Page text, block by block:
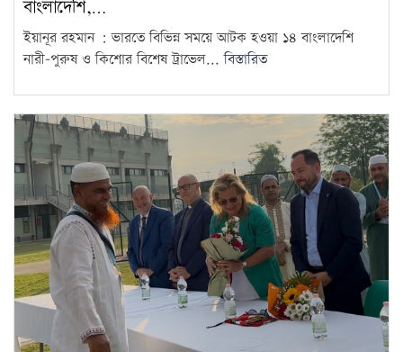
বাংলাদেশি,…
ইয়ানূর রহমান : ভারতে বিভিন্ন সময়ে আটক হওয়া ১৪ বাংলাদেশি
নারী-পুরুষ ও কিশোর বিশেষ ট্রাভেল...বিস্তারিত